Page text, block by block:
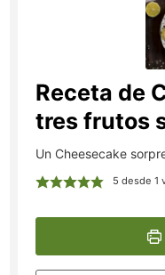
Receta de
tres frutos
Un Cheesecake
5 desde 1